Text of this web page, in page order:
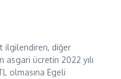
ilgilendiren, diğer
asgari ücretin 2022 yılı
olmasına Egeli